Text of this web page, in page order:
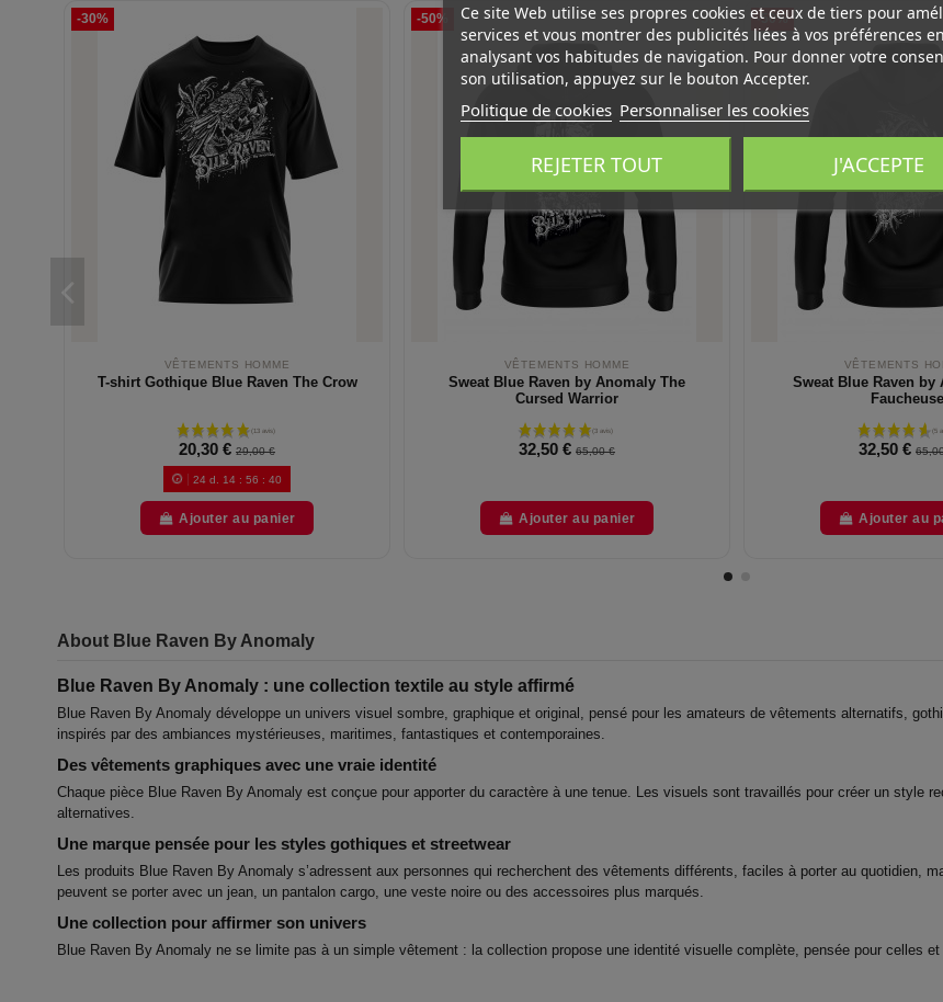
-30%
VÊTEMENTS HOMME
T-shirt Gothique Blue Raven The Crow
20,30 € 29,00 €
24 d. 14 :56 :39
Ajouter au panier
-50%
VÊTEMENTS HOMME
Sweat Blue Raven by Anomaly The
Cursed Warrior
32,50 € 65,00 €
Ajouter au panier
-50%
VÊTEMENTS
Sweat Blue Raven by
Faucheuse
32,50 €
Ajouter au
About Blue Raven By Anomaly
Blue Raven By Anomaly : une collection textile au style affirmé
Blue Raven By Anomaly développe un univers visuel sombre, graphique et original, pensé pour les amateurs de vêtements alternatifs,
inspirés par des ambiances mystérieuses, maritimes, fantastiques et contemporaines.
Des vêtements graphiques avec une vraie identité
Chaque pièce Blue Raven By Anomaly est conçue pour apporter du caractère à une tenue. Les visuels sont travaillés pour créer un style
alternatives.
Une marque pensée pour les styles gothiques et streetwear
Les produits Blue Raven By Anomaly s’adressent aux personnes qui recherchent des vêtements différents, faciles à porter au quotidien,
peuvent se porter avec un jean, un pantalon cargo, une veste noire ou des accessoires plus marqués.
Une collection pour affirmer son univers
Blue Raven By Anomaly ne se limite pas à un simple vêtement : la collection propose une identité visuelle complète, pensée pour celles
Ce site Web utilise ses propres cookies et ceux de tiers pour
services et vous montrer des publicités liées à vos préférences en
analysant vos habitudes de navigation. Pour donner votre
son utilisation, appuyez sur le bouton Accepter.
Politique de cookies Personnaliser les cookies
REJETER TOUT J'ACCEPTE